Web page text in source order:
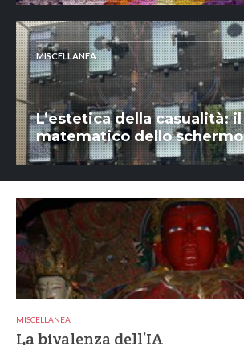
MISCELLANEA
L’estetica della casualità:
matematico dello schermo
MISCELLANEA
La bivalenza dell’IA